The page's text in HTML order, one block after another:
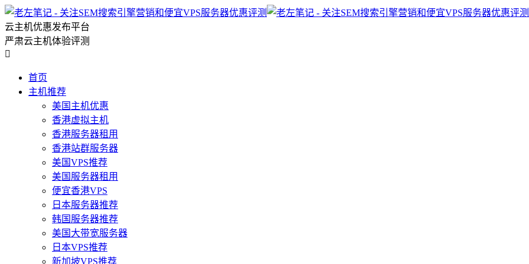
云主机优惠发布平台
严肃云主机体验评测

首页
主机推荐
美国主机优惠
香港虚拟主机
香港服务器租用
香港站群服务器
美国VPS推荐
美国服务器租用
便宜香港VPS
日本服务器推荐
韩国服务器推荐
美国大带宽服务器
日本VPS推荐
新加坡VPS推荐